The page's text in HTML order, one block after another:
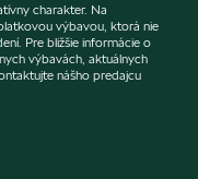
charakter. Na
výbavou, ktorá nie
Pre bližšie informácie o
výbavách, aktuálnych
nášho predajcu